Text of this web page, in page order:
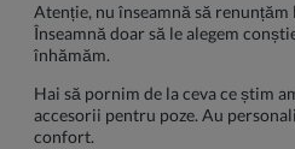
Atenție, nu înseamnă să
Înseamnă doar să le alegem
înhămăm.
Hai să pornim de la ceva ce știm
accesorii pentru poze. Au
confort.